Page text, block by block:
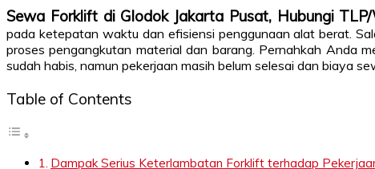
Sewa Forklift di Glodok Jakarta Pusat, Hubungi
pada ketepatan waktu dan efisiensi penggunaan alat berat.
proses pengangkutan material dan barang. Pernahkah Anda
sudah habis, namun pekerjaan masih belum selesai dan biaya
Table of Contents
Dampak Serius Keterlambatan Forklift terhadap